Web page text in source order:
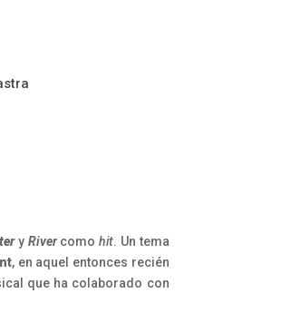
y Rivercomohit. Un tema
, en aquel entonces recién
que ha colaborado con